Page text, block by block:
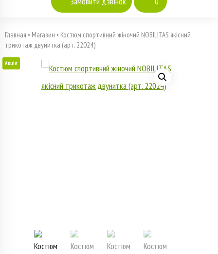
Главная • Магазин • Костюм спортивний жіночий NOBILITAS якісний
трикотаж двунитка (арт. 22024)
Акція